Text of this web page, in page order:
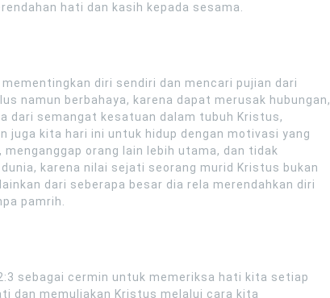
hati dan kasih kepada sesama.
diri sendiri dan mencari pujian dari
namun berbahaya, karena dapat merusak hubungan,
dari semangat kesatuan dalam tubuh Kristus,
juga kita hari ini untuk hidup dengan motivasi yang
orang lain lebih utama, dan tidak
karena nilai sejati seorang murid Kristus bukan
dari seberapa besar dia rela merendahkan diri
pamrih.
sebagai cermin untuk memeriksa hati kita setiap
dan memuliakan Kristus melalui cara kita